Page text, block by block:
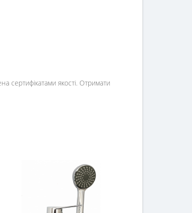
сертифікатами якості. Отримати